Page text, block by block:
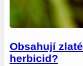
Obsahují
herbicid?